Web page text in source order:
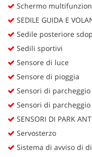
Schermo
SEDILE GUIDA E
Sedile posteriore
Sedili sportivi
Sensore di luce
Sensore di pioggia
Sensori di
Sensori di
SENSORI DI PARK
Servosterzo
Sistema di avviso di